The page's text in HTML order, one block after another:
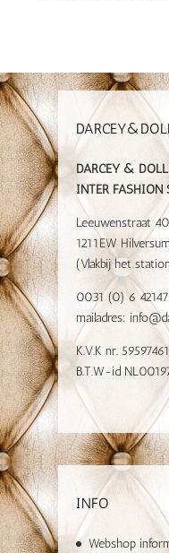
DARCEY &
INTER FASHION
Leeuwenstraat 40
1211EW Hilversum
(Vlakbij het
0031 (0) 6
mailadres:
K.V.K nr. 59597461
B.T.W-id
INFO
Webshop